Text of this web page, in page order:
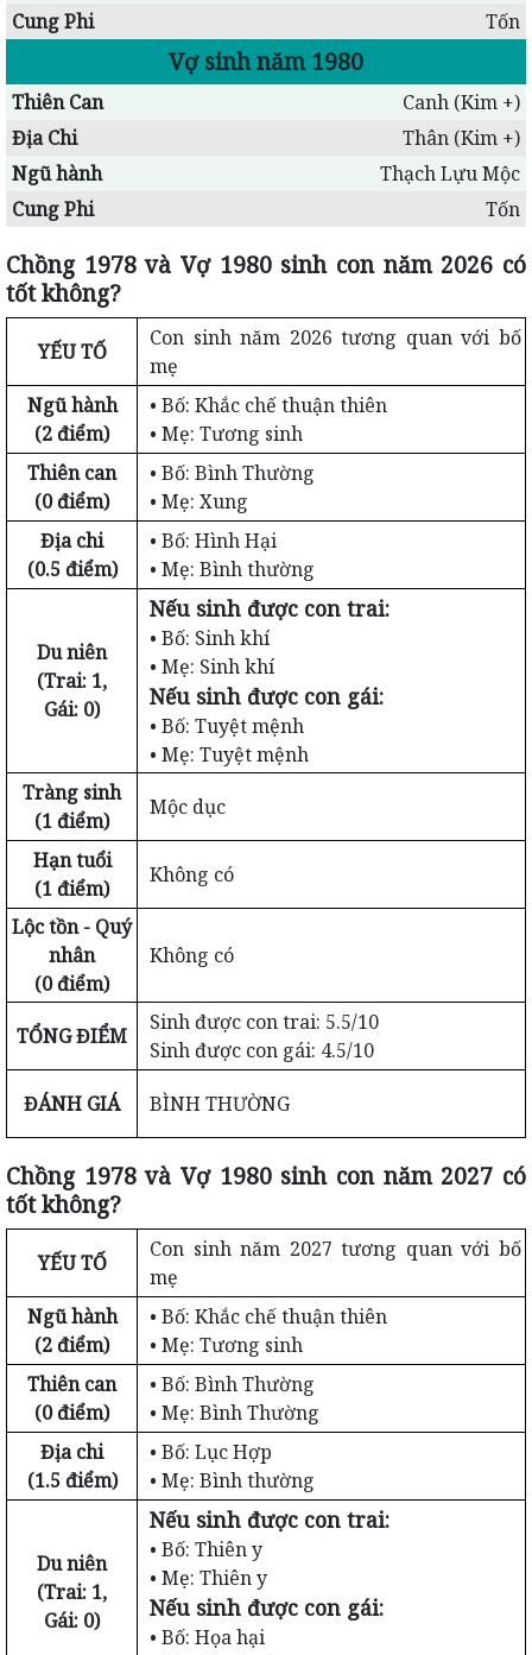
Cung Phi
Tốn
Vợ sinh năm 1980
Thiên Can
Canh (Kim +)
Địa Chi
Thân (Kim +)
Ngũ hành
Thạch Lựu Mộc
Cung Phi
Tốn
Chồng 1978 và Vợ 1980 sinh con năm 2026 có
tốt không?
YẾU TỐ
Con sinh năm 2026 tương quan với bố
mẹ
Ngũ hành
(2 điểm)
• Bố: Khắc chế thuận thiên
• Mẹ: Tương sinh
Thiên can
(0 điểm)
• Bố: Bình Thường
• Mẹ: Xung
Địa chi
(0.5 điểm)
• Bố: Hình Hại
• Mẹ: Bình thường
Du niên
(Trai: 1,
Gái: 0)
Nếu sinh được con trai:
• Bố: Sinh khí
• Mẹ: Sinh khí
Nếu sinh được con gái:
• Bố: Tuyệt mệnh
• Mẹ: Tuyệt mệnh
Tràng sinh
(1 điểm)
Mộc dục
Hạn tuổi
(1 điểm)
Không có
Lộc tồn - Quý
nhân
(0 điểm)
Không có
TỔNG ĐIỂM
Sinh được con trai: 5.5/10
Sinh được con gái: 4.5/10
ĐÁNH GIÁ BÌNH THƯỜNG
Chồng 1978 và Vợ 1980 sinh con năm 2027 có
tốt không?
YẾU TỐ
Con sinh năm 2027 tương quan với bố
mẹ
Ngũ hành
(2 điểm)
• Bố: Khắc chế thuận thiên
• Mẹ: Tương sinh
Thiên can
(0 điểm)
• Bố: Bình Thường
• Mẹ: Bình Thường
Địa chi
(1.5 điểm)
• Bố: Lục Hợp
• Mẹ: Bình thường
Du niên
(Trai: 1,
Gái: 0)
Nếu sinh được con trai:
• Bố: Thiên y
• Mẹ: Thiên y
Nếu sinh được con gái:
• Bố: Họa hại